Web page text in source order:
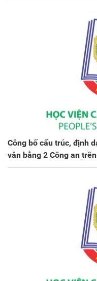
Công bố cấu trúc, định
văn bằng 2 Công an